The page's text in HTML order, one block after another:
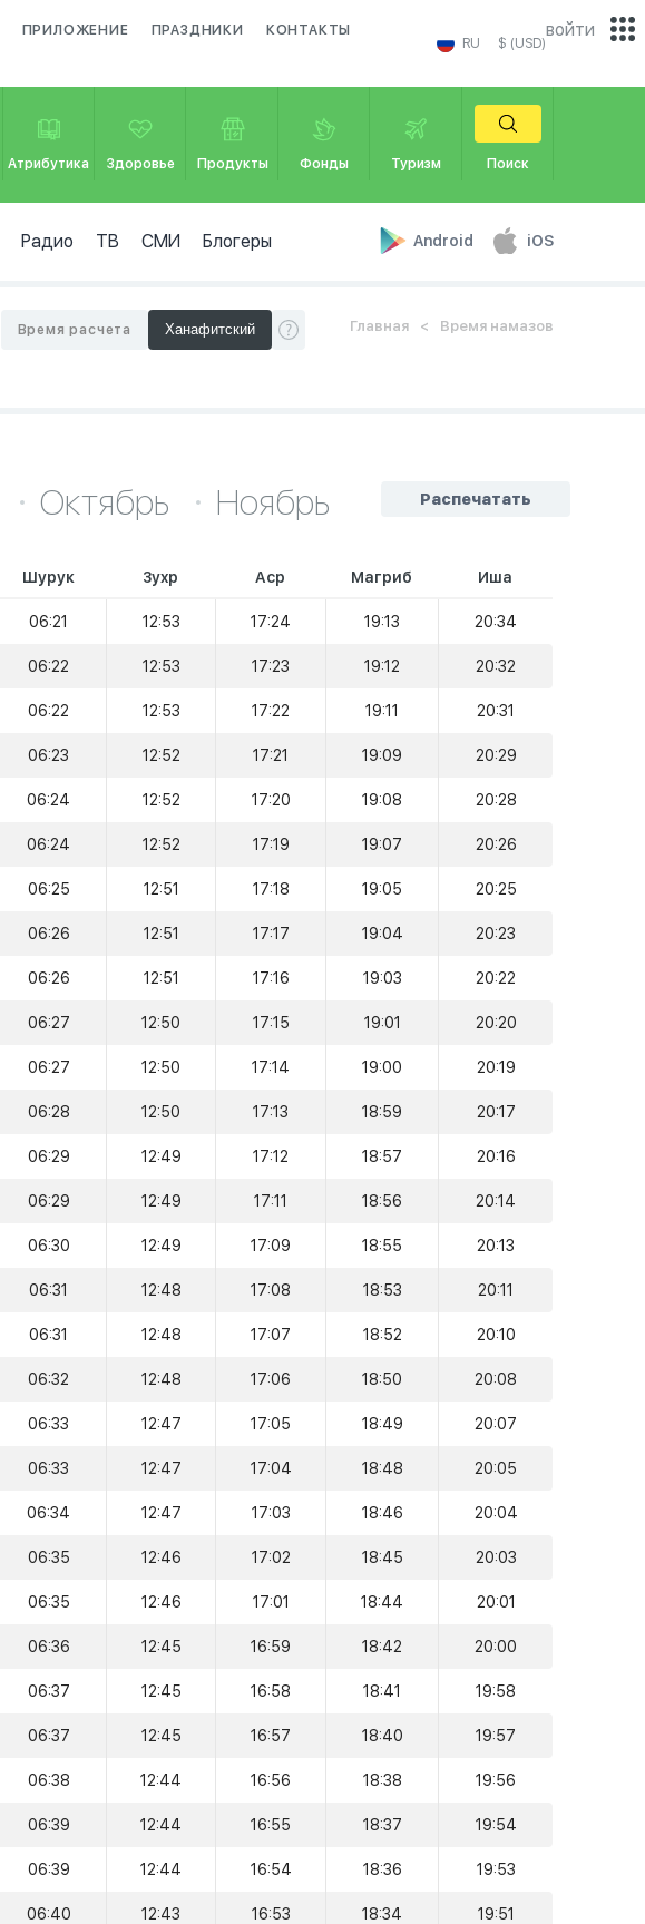
ПРИЛОЖЕНИЕ ПРАЗДНИКИ
КОНТАКТЫ
RU $ (USD)
Атрибутика Здоровье Продукты Фонды Туризм Поиск
Радио ТВ СМИ Блогеры Android iOS
войти
Главная Время намазов
Время расчета
Распечатать
Октябрь Ноябрь
Шурук Зухр Аср Магриб Иша
06:21 12:53 17:24 19:13 20:34
06:22 12:53 17:23 19:12 20:32
06:22 12:53 17:22 19:11 20:31
06:23 12:52 17:21 19:09 20:29
06:24 12:52 17:20 19:08 20:28
06:24 12:52 17:19 19:07 20:26
06:25 12:51 17:18 19:05 20:25
06:26 12:51 17:17 19:04 20:23
06:26 12:51 17:16 19:03 20:22
06:27 12:50 17:15 19:01 20:20
06:27 12:50 17:14 19:00 20:19
06:28 12:50 17:13 18:59 20:17
06:29 12:49 17:12 18:57 20:16
06:29 12:49 17:11 18:56 20:14
06:30 12:49 17:09 18:55 20:13
06:31 12:48 17:08 18:53 20:11
06:31 12:48 17:07 18:52 20:10
06:32 12:48 17:06 18:50 20:08
06:33 12:47 17:05 18:49 20:07
06:33 12:47 17:04 18:48 20:05
06:34 12:47 17:03 18:46 20:04
06:35 12:46 17:02 18:45 20:03
06:35 12:46 17:01 18:44 20:01
06:36 12:45 16:59 18:42 20:00
06:37 12:45 16:58 18:41 19:58
06:37 12:45 16:57 18:40 19:57
06:38 12:44 16:56 18:38 19:56
06:39 12:44 16:55 18:37 19:54
06:39 12:44 16:54 18:36 19:53
06:40 12:43 16:53 18:34 19:51